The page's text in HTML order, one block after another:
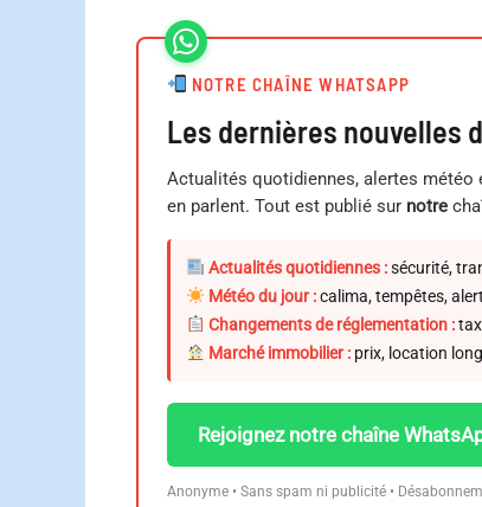
NOTRE CHAÎNE WHATSAPP
Les dernières nouvelles
Actualités quotidiennes, alertes météo
en parlent. Tout est publié sur notre
Actualités quotidiennes :sécurité,
Météo du jour :calima, tempêtes,
Changements de réglementation :
Marché immobilier :prix, location
Rejoignez notre chaîne
Anonyme • Sans spam ni publicité •